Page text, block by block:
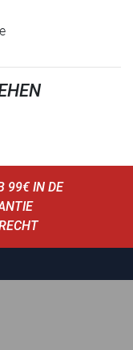
99€ IN DE